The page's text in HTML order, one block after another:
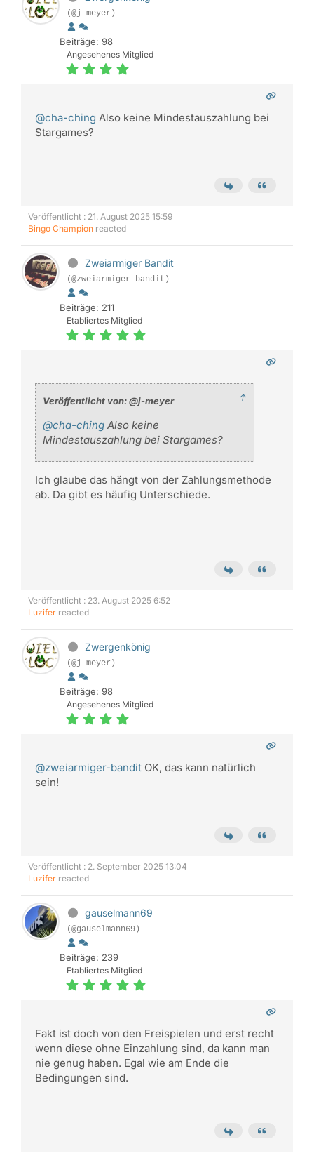
(@j-meyer)
Beiträge: 98
Angesehenes Mitglied
@cha-ching Also keine Mindestauszahlung bei
Stargames?
Veröffentlicht : 21. August 2025 15:59
Bingo Champion reacted
Zweiarmiger Bandit
(@zweiarmiger-bandit)
Beiträge: 211
Etabliertes Mitglied
Veröffentlicht von: @j-meyer ↑
@cha-ching Also keine
Mindestauszahlung bei Stargames?
Ich glaube das hängt von der Zahlungsmethode
ab. Da gibt es häufig Unterschiede.
Veröffentlicht : 23. August 2025 6:52
Luzifer reacted
Zwergenkönig
(@j-meyer)
Beiträge: 98
Angesehenes Mitglied
@zweiarmiger-bandit OK, das kann natürlich
sein!
Veröffentlicht : 2. September 2025 13:04
Luzifer reacted
gauselmann69
(@gauselmann69)
Beiträge: 239
Etabliertes Mitglied
Fakt ist doch von den Freispielen und erst recht
wenn diese ohne Einzahlung sind, da kann man
nie genug haben. Egal wie am Ende die
Bedingungen sind.